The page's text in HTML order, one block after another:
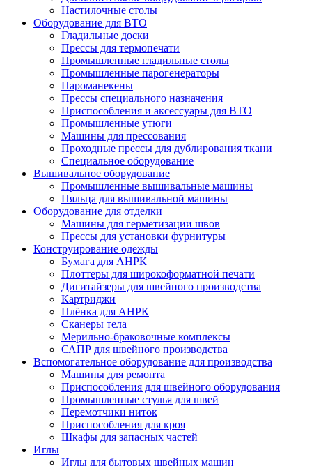
Настилочные столы
Оборудование для ВТО
Гладильные доски
Прессы для термопечати
Промышленные гладильные столы
Промышленные парогенераторы
Пароманекены
Прессы специального назначения
Приспособления и аксессуары для ВТО
Промышленные утюги
Машины для прессования
Проходные прессы для дублирования ткани
Специальное оборудование
Вышивальное оборудование
Промышленные вышивальные машины
Пяльца для вышивальной машины
Оборудование для отделки
Машины для герметизации швов
Прессы для установки фурнитуры
Конструирование одежды
Бумага для АНРК
Плоттеры для широкоформатной печати
Дигитайзеры для швейного производства
Картриджи
Плёнка для АНРК
Сканеры тела
Мерильно-браковочные комплексы
САПР для швейного производства
Вспомогательное оборудование для производства
Машины для ремонта
Приспособления для швейного оборудования
Промышленные стулья для швей
Перемотчики ниток
Приспособления для кроя
Шкафы для запасных частей
Иглы
Иглы для бытовых швейных машин